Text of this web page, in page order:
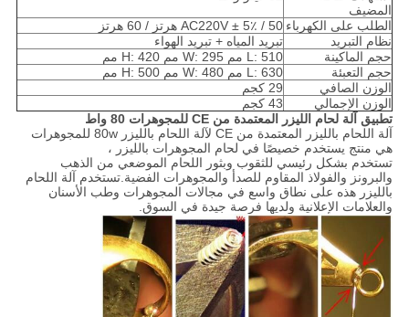
المضيف
الطلب على الكهرباء AC220V ± 5٪ / 50 هرتز / 60 هرتز
نظام التبريد
تبريد المياه + تبريد الهواء
حجم الماكينة
L: 510 مم W: 295 مم H: 420 مم
حجم التعبئة
L: 630 مم W: 480 مم H: 500 مم
الوزن الصافي
29 كجم
الوزن الإجمالي
43 كجم
تطبيق آلة لحام الليزر المعتمدة من CE للمجوهرات 80 واط
آلة اللحام بالليزر المعتمدة من CE لآلة اللحام بالليزر 80w للمجوهرات
هي منتج يستخدم خصيصًا في لحام المجوهرات بالليزر ،
تستخدم بشكل رئيسي للثقوب وبثور اللحام الموضعي من الذهب
والبرونز والفولاذ المقاوم للصدأ والمجوهرات الفضية.تستخدم آلة اللحام
بالليزر هذه على نطاق واسع في مجالات المجوهرات وطب الأسنان
والعلامات الإعلانية ولديها فرصة جيدة في السوق.